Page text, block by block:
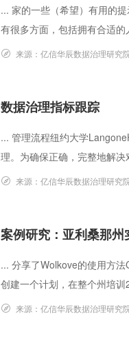
... 家的一些（希望）有用的
有很多方面，包括拥有合适
来源： 亿信华辰数据治理研究
数据治理指标跟踪
... 管理流程纽约大学
理。为确保正确，完整地解决
来源： 亿信华辰数据治理研究
案例研究：亚利桑那
... 分享了Wolkove的使用方
创建一个计划，在整个州培
来源： 亿信华辰数据治理研究